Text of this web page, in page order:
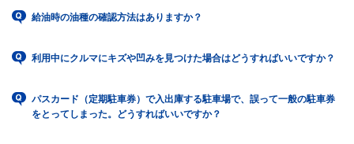
給油時の油種の確認方法はありますか？
利用中にクルマにキズや凹みを見つけた場合はどうすればいいですか？
パスカード（定期駐車券）で入出庫する駐車場で、誤って一般の駐車券
をとってしまった。どうすればいいですか？